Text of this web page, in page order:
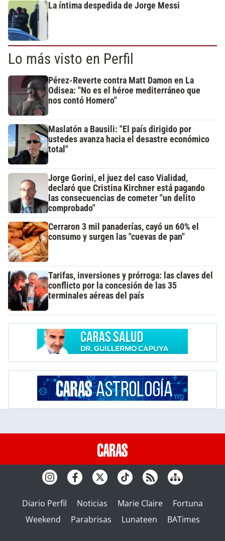
La íntima despedida de Jorge Messi
Lo más visto en Perfil
Pérez-Reverte contra Matt Damon en La
Odisea: "No es el héroe mediterráneo que
nos contó Homero"
Maslatón a Bausili: "El país dirigido por
ustedes avanza hacia el desastre económico
total"
Jorge Gorini, el juez del caso Vialidad,
declaró que Cristina Kirchner está pagando
las consecuencias de cometer "un delito
comprobado"
Cerraron 3 mil panaderías, cayó un 60% el
consumo y surgen las "cuevas de pan"
Tarifas, inversiones y prórroga: las claves del
conflicto por la concesión de las 35
terminales aéreas del país
Diario Perfil Noticias Marie Claire
Fortuna
Weekend
Parabrisas Lunateen BATimes